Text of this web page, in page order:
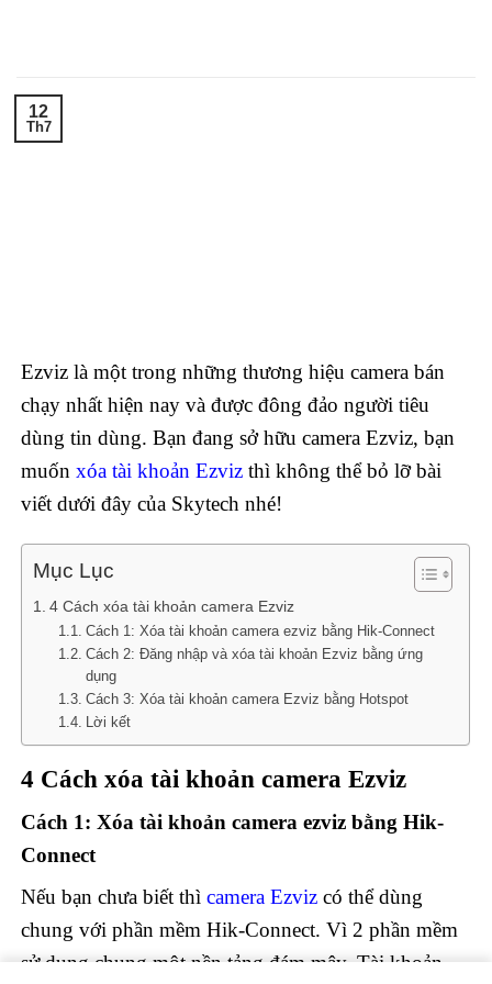
12
Th7
Ezviz là một trong những thương hiệu camera bán
chạy nhất hiện nay và được đông đảo người tiêu
dùng tin dùng. Bạn đang sở hữu camera Ezviz, bạn
muốnxóa tài khoản Ezviz thì không thể bỏ lỡ bài
viết dưới đây của Skytech nhé!
Mục Lục
4 Cách xóa tài khoản camera Ezviz
Cách 1: Xóa tài khoản camera ezviz bằng Hik-Connect
Cách 2: Đăng nhập và xóa tài khoản Ezviz bằng ứng
dụng
Cách 3: Xóa tài khoản camera Ezviz bằng Hotspot
Lời kết
4 Cách xóa tài khoản camera Ezviz
Cách 1: Xóa tài khoản camera ezviz bằng Hik-
Connect
Nếu bạn chưa biết thìcamera Ezviz có thể dùng
chung với phần mềm Hik-Connect. Vì 2 phần mềm
sử dụng chung một nền tảng đám mây. Tài khoản